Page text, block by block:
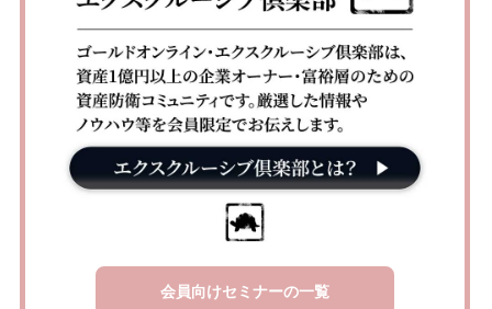
会員向けセミナーの一覧